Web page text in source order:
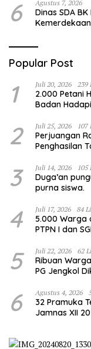
6 Agustus 7, 2026
Dinas SDA
Kemerdekaan
Popular Post
1 Juli 20, 2026 239
2.000 Petani
Badan
2 Juli 25, 2026 107
Perjuangan
Penghasilan
3 Juli 14, 2026 105
Duga’an
purna siswa.
4 Juli 17, 2026 84
5.000 Warga
PTPN I dan
5 Juli 22, 2026 62
Ribuan
PG Jengkol
6 Agustus 4, 2026
32 Pramuka
Jamnas XII